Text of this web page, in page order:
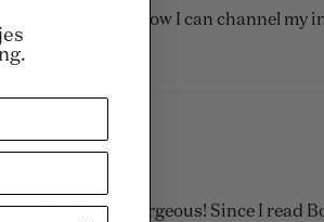
are wearing. Now I can channel my
simply gorgeous! Since I read